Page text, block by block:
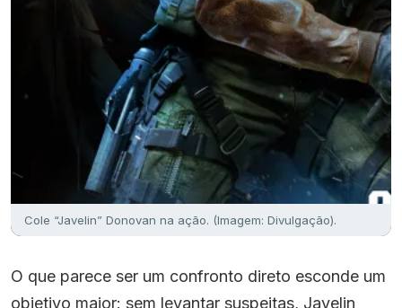
Cole “Javelin” Donovan na ação. (Imagem: Divulgação).
O que parece ser um confronto direto esconde um
objetivo maior: sem levantar suspeitas, Javelin